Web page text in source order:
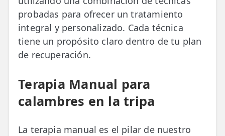
probadas para ofrecer un tratamiento
integral y personalizado. Cada técnica
tiene un propósito claro dentro de tu plan
de recuperación.
Terapia Manual para
calambres en la tripa
La terapia manual es el pilar de nuestro